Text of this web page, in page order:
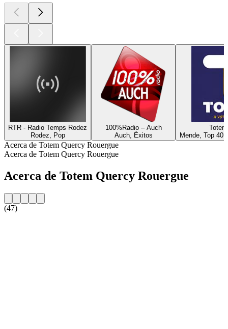
RTR - Radio Temps Rodez
Rodez, Pop
100%Radio – Auch
Auch, Éxitos
Mende, Top 40
Acerca de Totem Quercy Rouergue
Acerca de Totem Quercy Rouergue
Acerca de Totem Quercy Rouergue
(47)